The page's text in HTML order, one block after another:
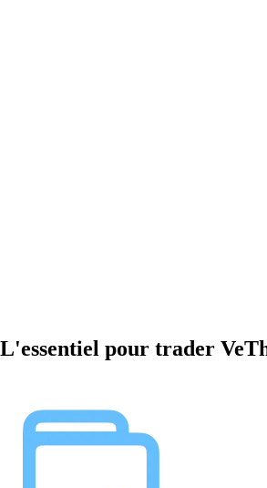
L'essentiel pour trader